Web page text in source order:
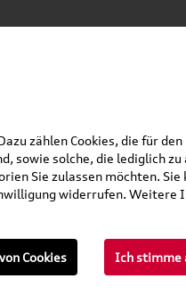
zählen Cookies, die für
sowie solche, die lediglich zu
Sie zulassen möchten. Sie
widerrufen. Weitere
Ich stimme
Cookies